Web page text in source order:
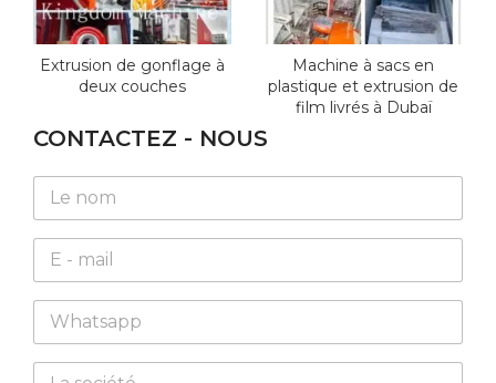
Extrusion de gonflage à
deux couches
Machine à sacs en
plastique et extrusion de
film livrés à Dubaï
CONTACTEZ - NOUS
N
m
E
a
W
a
C